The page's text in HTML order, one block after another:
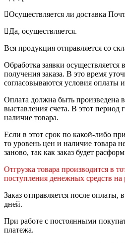
Осуществляется ли доставка
Да, осуществляется.
Вся продукция отправляется со
Обработка заявки осуществляется
получения заказа. В это время
согласовываются условия оплаты и
Оплата должна быть произведена
выставления счета. В этот период
наличие товара.
Если в этот срок по какой-либо
то уровень цен и наличие товара
заново, так как заказ будет
Отгрузка товара производится в
поступления денежных средств на
Заказ отправляется после оплаты,
дней.
При работе с постоянными
платежа.